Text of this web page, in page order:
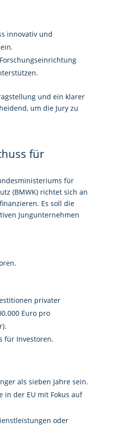
innovativ und
und ein klarer
um die Jury zu
für
für
(BMWK) richtet sich an
Es soll die
Jungunternehmen
privater
Euro pro
für Investoren.
als sieben Jahre sein.
in der EU mit Fokus auf
oder